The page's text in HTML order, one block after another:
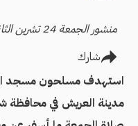
منشور الجمعة 24 تشرين الثاني/نوفمبر 2017
شارك
استهدف مسلحون مسجد
مدينة العريش في محافظة